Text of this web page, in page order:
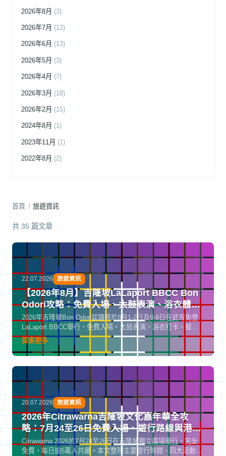
2026年8月 (3)
2026年7月 (12)
2026年6月 (13)
2026年5月 (3)
2026年4月 (7)
2026年3月 (18)
2026年2月 (15)
2024年8月 (1)
2023年11月 (1)
2022年8月 (2)
首頁 / 旅遊資訊
共 35 篇文章
22.07.2026 旅遊資訊
【2026年8月】吉隆坡LaLaport BBCC Bon
Odori攻略：免費入場、太鼓表演、浴衣體驗
全指南
2026年吉隆坡Bon Odori盆踊祭於8月1-2日及8-9日在武吉免登
LaLaport BBCC舉行，免費入場。太鼓表演、浴衣打卡、藍鰭
吞拿魚解剖秀及日式美食市集齊備，附香港出發機票及港幣換
馬幣最新匯率資訊。
探索更多
20.07.2026 旅遊資訊
2026年Citrawarna吉隆坡文化嘉年華全攻
略：7月24至26日免費入場、遊行路線與港人
實用貼士
Citrawarna 2026於7月24至26日在吉隆坡獨立廣場舉行，完全
免費，每日逾5萬人共慶。本文整理主要遊行時間、四大活動板